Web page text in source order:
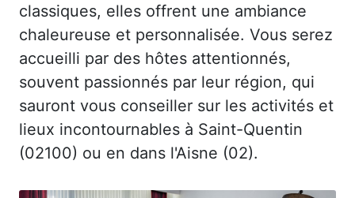
classiques, elles offrent une ambiance
chaleureuse et personnalisée. Vous serez
accueilli par des hôtes attentionnés,
souvent passionnés par leur région, qui
sauront vous conseiller sur les activités et
lieux incontournables à Saint-Quentin
(02100) ou en dans l'Aisne (02).